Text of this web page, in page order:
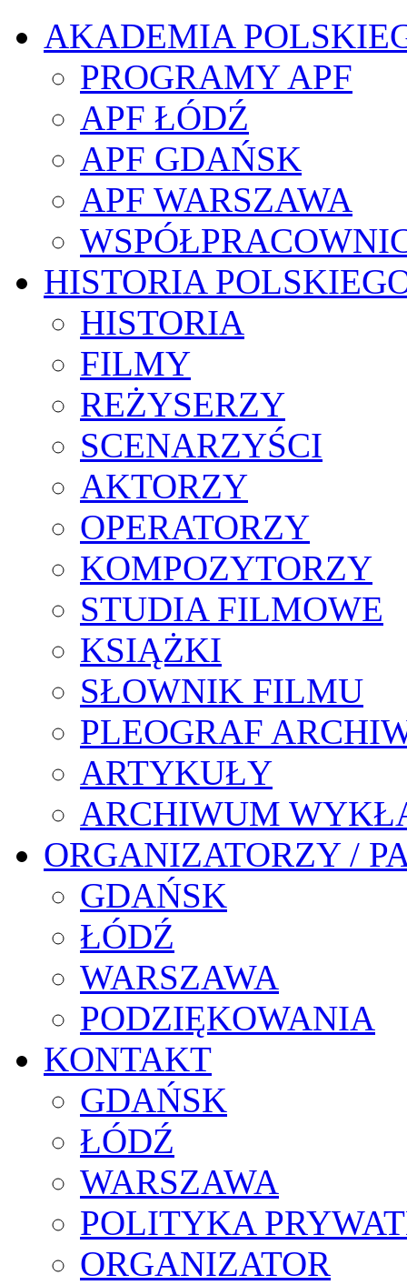
AKADEMIA
PROGRAMY APF
APF ŁÓDŹ
APF GDAŃSK
APF WARSZAWA
HISTORIA
HISTORIA
FILMY
REŻYSERZY
SCENARZYŚCI
AKTORZY
OPERATORZY
KOMPOZYTORZY
STUDIA FILMOWE
KSIĄŻKI
SŁOWNIK FILMU
PLEOGRAF
ARTYKUŁY
ARCHIWUM
ORGANIZATORZY /
GDAŃSK
ŁÓDŹ
WARSZAWA
PODZIĘKOWANIA
KONTAKT
GDAŃSK
ŁÓDŹ
WARSZAWA
POLITYKA
ORGANIZATOR